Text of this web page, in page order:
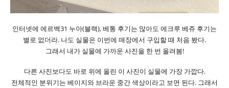
인터넷에 에르백31 누아(블랙), 베통 후기는 많아도 에크루 베쥬 후기는
별로 없더라. 나도 실물은 이번에 매장에서 구입할 때 처음 봤다.
그래서 내가 실물에 가까운 사진을 한 번 올려봄!
다른 사진보다도 바로 위에 올린 이 사진이 실물에 가장 가깝다.
전체적인 분위기는 베이지와 브라운 중간 색상이라고 보면 된다. 그래서